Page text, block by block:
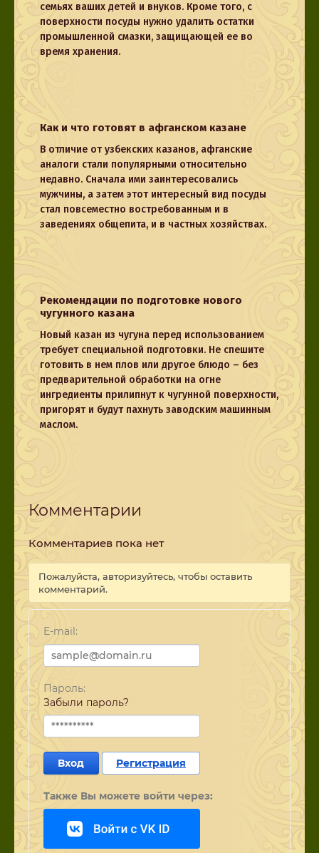
семьях ваших детей и внуков. Кроме того, с
поверхности посуды нужно удалить остатки
промышленной смазки, защищающей ее во
время хранения.
Как и что готовят в афганском казане
В отличие от узбекских казанов, афганские
аналоги стали популярными относительно
недавно. Сначала ими заинтересовались
мужчины, а затем этот интересный вид посуды
стал повсеместно востребованным и в
заведениях общепита, и в частных хозяйствах.
Рекомендации по подготовке нового
чугунного казана
Новый казан из чугуна перед использованием
требует специальной подготовки. Не спешите
готовить в нем плов или другое блюдо – без
предварительной обработки на огне
ингредиенты прилипнут к чугунной поверхности,
пригорят и будут пахнуть заводским машинным
маслом.
Комментарии
Комментариев пока нет
Пожалуйста, авторизуйтесь, чтобы оставить
комментарий.
E-mail:
Пароль:
Забыли пароль?
Регистрация
Вход
Также Вы можете войти через: